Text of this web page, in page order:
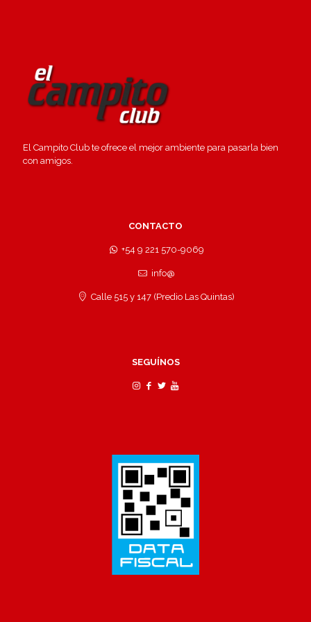
El Campito Club te ofrece el mejor ambiente para pasarla bien
con amigos.
CONTACTO
+54 9 221 570-9069
info@
Calle 515 y 147 (Predio Las Quintas)
SEGUÍNOS